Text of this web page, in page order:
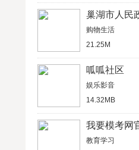
巢湖市人民
购物生活
21.25M
呱呱社区
娱乐影音
14.32MB
我要模考网
教育学习